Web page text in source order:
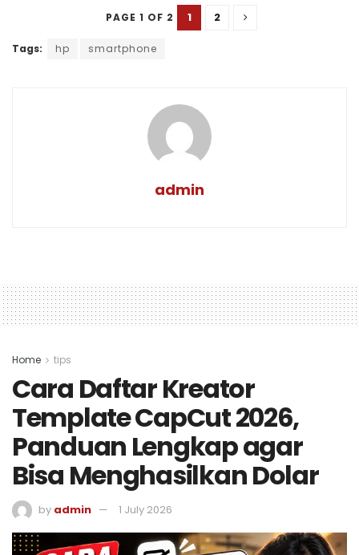
PAGE 1 OF 2 1 2
Tags: hp smartphone
admin
Home tips
Cara Daftar Kreator
Template CapCut 2026,
Panduan Lengkap agar
Bisa Menghasilkan Dolar
by admin 1 July 2026